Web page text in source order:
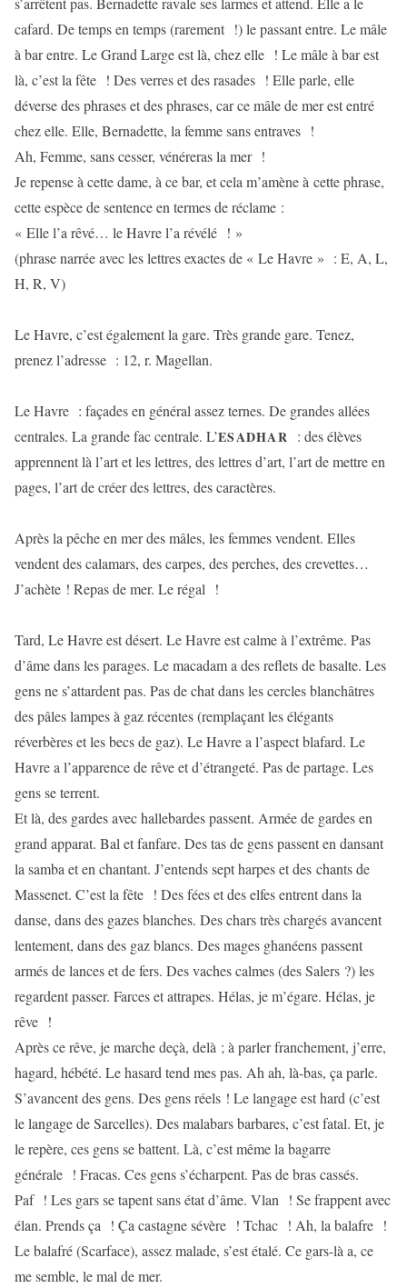
cafard. De temps en temps (rarement !) le passant entre. Le mâle
à bar entre. Le Grand Large est là, chez elle ! Le mâle à bar est
là, c’est la fête ! Des verres et des rasades ! Elle parle, elle
déverse des phrases et des phrases, car ce mâle de mer est entré
chez elle. Elle, Bernadette, la femme sans entraves !
Ah, Femme, sans cesser, vénéreras la mer !
Je repense à cette dame, à ce bar, et cela m’amène à cette phrase,
cette espèce de sentence en termes de réclame :
« Elle l’a rêvé… le Havre l’a révélé ! »
(phrase narrée avec les lettres exactes de « Le Havre » : E, A, L,
H, R, V)
Le Havre, c’est également la gare. Très grande gare. Tenez,
prenez l’adresse : 12, r. Magellan.
Le Havre : façades en général assez ternes. De grandes allées
centrales. La grande fac centrale. L’ESADHAR : des élèves
apprennent là l’art et les lettres, des lettres d’art, l’art de mettre en
pages, l’art de créer des lettres, des caractères.
Après la pêche en mer des mâles, les femmes vendent. Elles
vendent des calamars, des carpes, des perches, des crevettes…
J’achète ! Repas de mer. Le régal !
Tard, Le Havre est désert. Le Havre est calme à l’extrême. Pas
d’âme dans les parages. Le macadam a des reflets de basalte. Les
gens ne s’attardent pas. Pas de chat dans les cercles blanchâtres
des pâles lampes à gaz récentes (remplaçant les élégants
réverbères et les becs de gaz). Le Havre a l’aspect blafard. Le
Havre a l’apparence de rêve et d’étrangeté. Pas de partage. Les
gens se terrent.
Et là, des gardes avec hallebardes passent. Armée de gardes en
grand apparat. Bal et fanfare. Des tas de gens passent en dansant
la samba et en chantant. J’entends sept harpes et des chants de
Massenet. C’est la fête ! Des fées et des elfes entrent dans la
danse, dans des gazes blanches. Des chars très chargés avancent
lentement, dans des gaz blancs. Des mages ghanéens passent
armés de lances et de fers. Des vaches calmes (des Salers ?) les
regardent passer. Farces et attrapes. Hélas, je m’égare. Hélas, je
rêve !
Après ce rêve, je marche deçà, delà ; à parler franchement, j’erre,
hagard, hébété. Le hasard tend mes pas. Ah ah, là-bas, ça parle.
S’avancent des gens. Des gens réels ! Le langage est hard (c’est
le langage de Sarcelles). Des malabars barbares, c’est fatal. Et, je
le repère, ces gens se battent. Là, c’est même la bagarre
générale ! Fracas. Ces gens s’écharpent. Pas de bras cassés.
Paf ! Les gars se tapent sans état d’âme. Vlan ! Se frappent avec
élan. Prends ça ! Ça castagne sévère ! Tchac ! Ah, la balafre !
Le balafré (Scarface), assez malade, s’est étalé. Ce gars-là a, ce
me semble, le mal de mer.